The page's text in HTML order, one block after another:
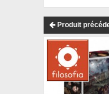
Produit